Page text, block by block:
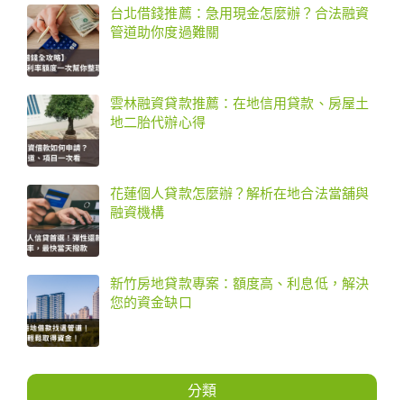
台北借錢推薦：急用現金怎麼辦？合法融資
管道助你度過難關
雲林融資貸款推薦：在地信用貸款、房屋土
地二胎代辦心得
花蓮個人貸款怎麼辦？解析在地合法當舖與
融資機構
新竹房地貸款專案：額度高、利息低，解決
您的資金缺口
分類